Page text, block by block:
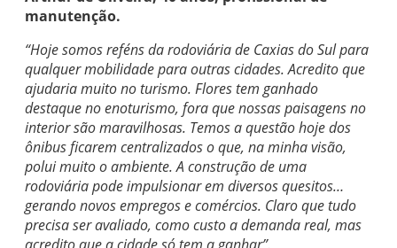
manutenção.
“Hoje somos reféns da rodoviária de Caxias do Sul para
qualquer mobilidade para outras cidades. Acredito que
ajudaria muito no turismo. Flores tem ganhado
destaque no enoturismo, fora que nossas paisagens no
interior são maravilhosas. Temos a questão hoje dos
ônibus ficarem centralizados o que, na minha visão,
polui muito o ambiente. A construção de uma
rodoviária pode impulsionar em diversos quesitos…
gerando novos empregos e comércios. Claro que tudo
precisa ser avaliado, como custo a demanda real, mas